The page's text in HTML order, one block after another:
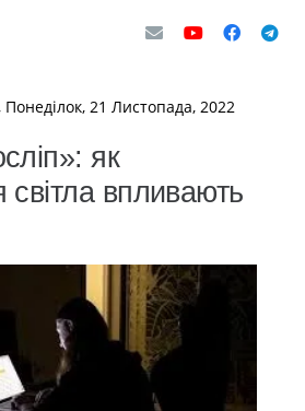
Понеділок, 21 Листопада, 2022
як
світла впливають